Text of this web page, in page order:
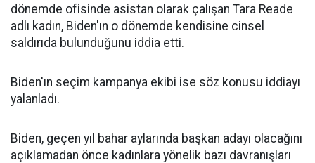
dönemde ofisinde asistan olarak çalışan Tara Reade
adlı kadın, Biden'ın o dönemde kendisine cinsel
saldırıda bulunduğunu iddia etti.
Biden'ın seçim kampanya ekibi ise söz konusu iddiayı
yalanladı.
Biden, geçen yıl bahar aylarında başkan adayı olacağını
açıklamadan önce kadınlara yönelik bazı davranışları